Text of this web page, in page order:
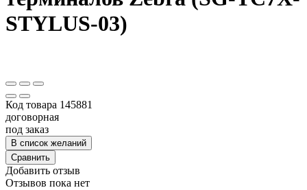
STYLUS-03)
Код товара 145881
договорная
под заказ
В список желаний
Сравнить
Добавить отзыв
Отзывов пока нет